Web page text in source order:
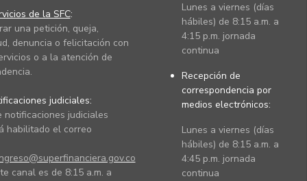
de la SFC:
una petición, queja,
denuncia o felicitación con
o a la atención de
judiciales:
notificaciones judiciales
habilitado el correo
canal es de 8:15 a.m. a
Lunes a viernes (días
hábiles) de 8:15 a.m. a
4:15 p.m. jornada
continua
Recepción de
correspondencia por
medios electrónicos:
Lunes a viernes (días
hábiles) de 8:15 a.m. a
4:45 p.m. jornada
continua